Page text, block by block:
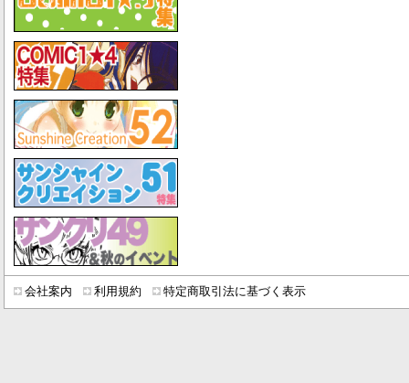
会社案内 利用規約 特定商取引法に基づく表示